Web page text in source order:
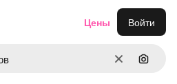
ОчиститьПоиск
Цены Войти